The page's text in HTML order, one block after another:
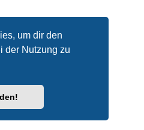
um dir den
der Nutzung zu